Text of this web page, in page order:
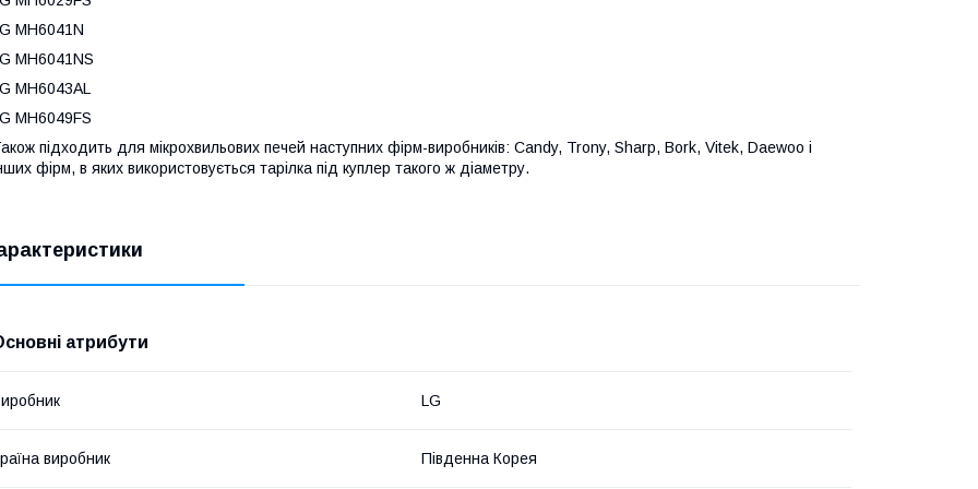
MH6041N
MH6041NS
MH6043AL
MH6049FS
підходить для мікрохвильових печей наступних фірм-виробників: Candy, Trony, Sharp, Bork, Vitek, Daewoo і
фірм, в яких використовується тарілка під куплер такого ж діаметру.
атрибути
LG
виробник Південна Корея